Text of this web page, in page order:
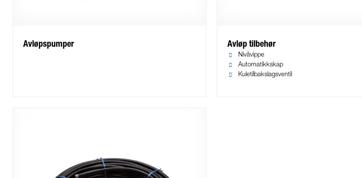
Avløpspumper Avløp tilbehør
Nivåvippe
Automatikkskap
Kuletilbakslagsventil